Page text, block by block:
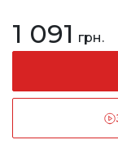
1 091 грн.